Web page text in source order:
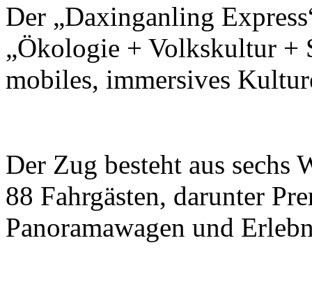
Der „Daxinganling
„Ökologie + Volkskultur +
mobiles, immersives
Der Zug besteht aus sechs
88 Fahrgästen, darunter
Panoramawagen und